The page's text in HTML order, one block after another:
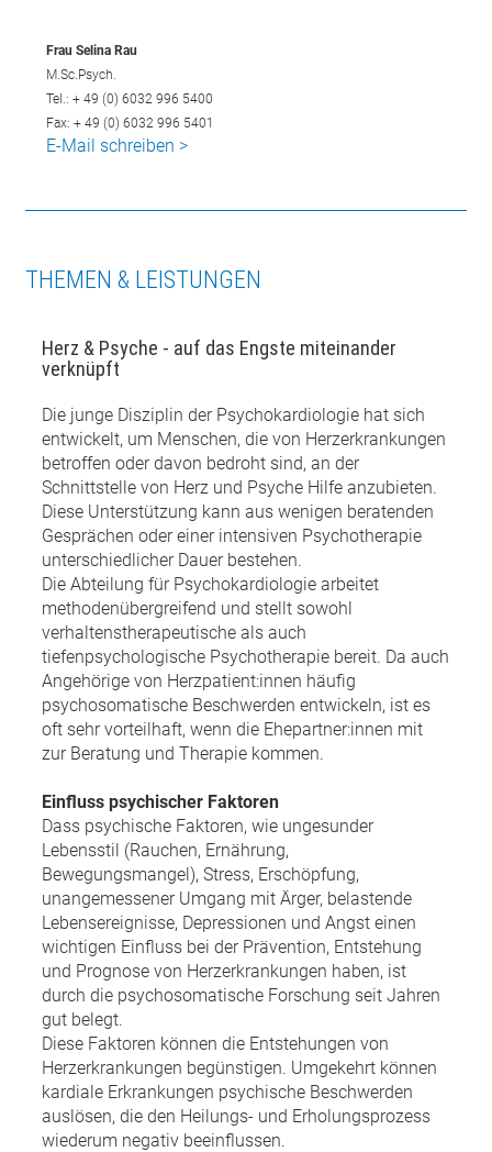
Frau Selina Rau
M.Sc.Psych.
Tel.: + 49 (0) 6032 996 5400
Fax: + 49 (0) 6032 996 5401
E-Mail schreiben >
THEMEN & LEISTUNGEN
Herz & Psyche - auf das Engste miteinander
verknüpft
Die junge Disziplin der Psychokardiologie hat sich
entwickelt, um Menschen, die von Herzerkrankungen
betroffen oder davon bedroht sind, an der
Schnittstelle von Herz und Psyche Hilfe anzubieten.
Diese Unterstützung kann aus wenigen beratenden
Gesprächen oder einer intensiven Psychotherapie
unterschiedlicher Dauer bestehen.
Die Abteilung für Psychokardiologie arbeitet
methodenübergreifend und stellt sowohl
verhaltenstherapeutische als auch
tiefenpsychologische Psychotherapie bereit. Da auch
Angehörige von Herzpatient:innen häufig
psychosomatische Beschwerden entwickeln, ist es
oft sehr vorteilhaft, wenn die Ehepartner:innen mit
zur Beratung und Therapie kommen.
Einfluss psychischer Faktoren
Dass psychische Faktoren, wie ungesunder
Lebensstil (Rauchen, Ernährung,
Bewegungsmangel), Stress, Erschöpfung,
unangemessener Umgang mit Ärger, belastende
Lebensereignisse, Depressionen und Angst einen
wichtigen Einfluss bei der Prävention, Entstehung
und Prognose von Herzerkrankungen haben, ist
durch die psychosomatische Forschung seit Jahren
gut belegt.
Diese Faktoren können die Entstehungen von
Herzerkrankungen begünstigen. Umgekehrt können
kardiale Erkrankungen psychische Beschwerden
auslösen, die den Heilungs- und Erholungsprozess
wiederum negativ beeinflussen.